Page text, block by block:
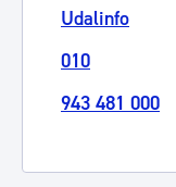
Udalinfo
010
943 481 000